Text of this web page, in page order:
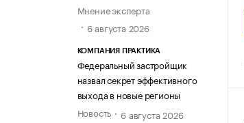
Мнение эксперта
6 августа 2026
КОМПАНИЯ ПРАКТИКА
Федеральный застройщик
назвал секрет эффективного
выхода в новые регионы
Новость
6 августа 2026